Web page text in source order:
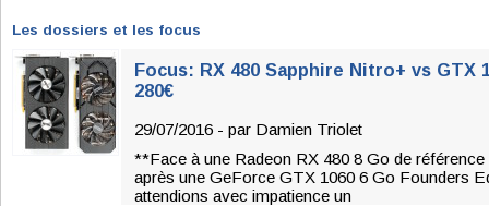
Les dossiers et les focus
Focus: RX 480 Sapphire Nitro+ vs GTX
280€
29/07/2016 - par Damien Triolet
**Face à une Radeon RX 480 8 Go de
après une GeForce GTX 1060 6 Go Founders
attendions avec impatience un